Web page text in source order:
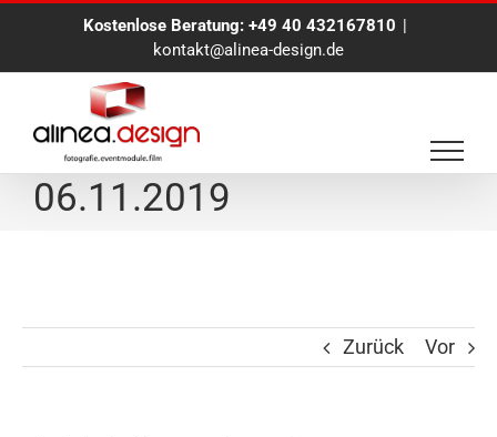
Kostenlose Beratung: +49 40 432167810 |
kontakt@alinea-design.de
Filmproduktion in Berlin
06.11.2019
Zurück Vor